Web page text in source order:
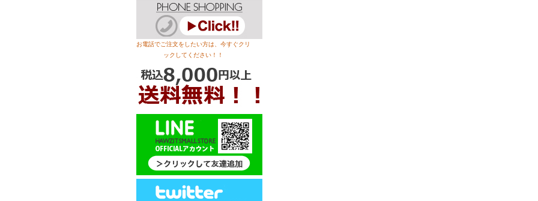
お電話でご注文をしたい方は、今すぐクリ
ックしてください！！